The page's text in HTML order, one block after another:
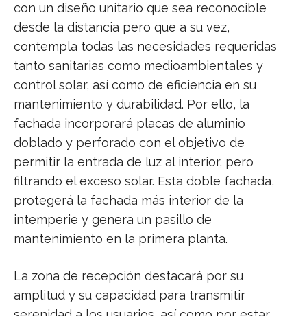
con un diseño unitario que sea reconocible
desde la distancia pero que a su vez,
contempla todas las necesidades requeridas
tanto sanitarias como medioambientales y
control solar, así como de eficiencia en su
mantenimiento y durabilidad. Por ello, la
fachada incorporará placas de aluminio
doblado y perforado con el objetivo de
permitir la entrada de luz al interior, pero
filtrando el exceso solar. Esta doble fachada,
protegerá la fachada más interior de la
intemperie y genera un pasillo de
mantenimiento en la primera planta.
La zona de recepción destacará por su
amplitud y su capacidad para transmitir